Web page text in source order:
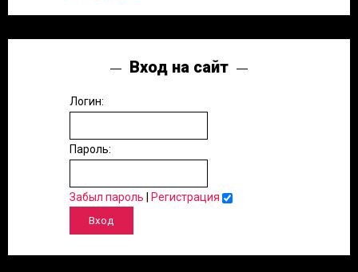
Вход на сайт
Логин:
Пароль:
Забыл пароль Регистрация